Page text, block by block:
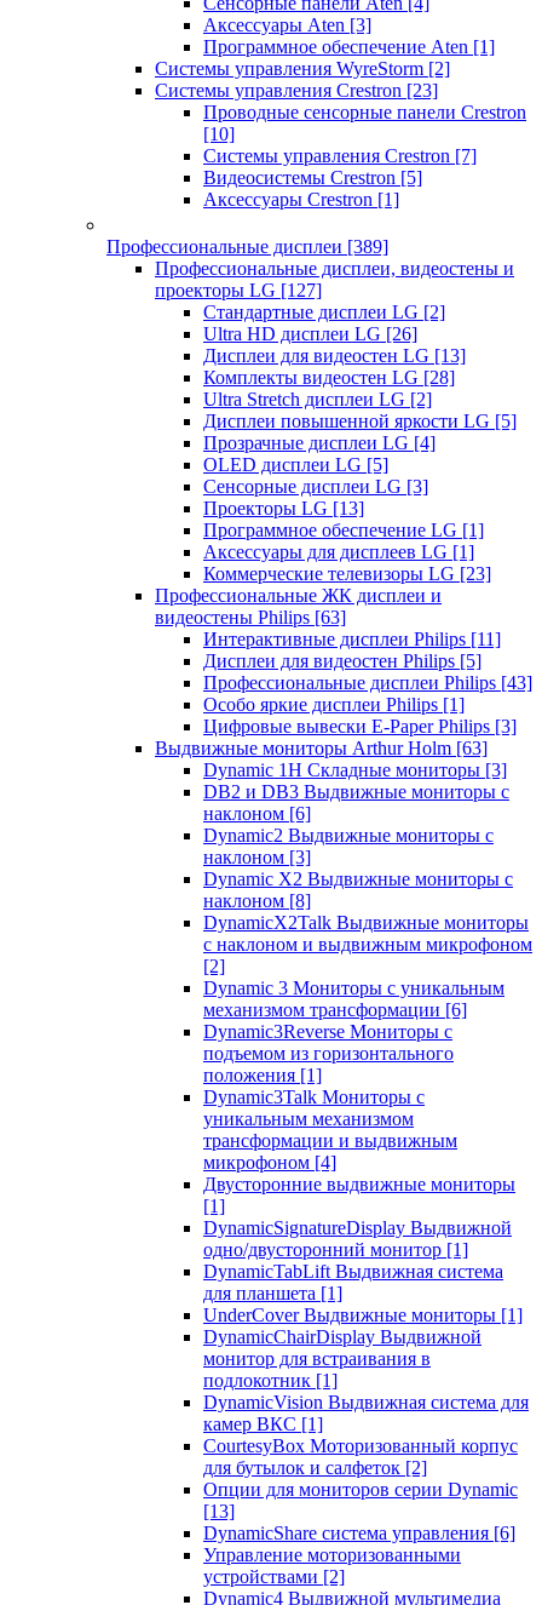
Аксессуары Aten [3]
Программное обеспечение Aten [1]
Системы управления WyreStorm [2]
Системы управления Crestron [23]
Проводные сенсорные панели Crestron
[10]
Системы управления Crestron [7]
Видеосистемы Crestron [5]
Аксессуары Crestron [1]
Профессиональные дисплеи [389]
Профессиональные дисплеи, видеостены и
проекторы LG [127]
Стандартные дисплеи LG [2]
Ultra HD дисплеи LG [26]
Дисплеи для видеостен LG [13]
Комплекты видеостен LG [28]
Ultra Stretch дисплеи LG [2]
Дисплеи повышенной яркости LG [5]
Прозрачные дисплеи LG [4]
OLED дисплеи LG [5]
Сенсорные дисплеи LG [3]
Проекторы LG [13]
Программное обеспечение LG [1]
Аксессуары для дисплеев LG [1]
Коммерческие телевизоры LG [23]
Профессиональные ЖК дисплеи и
видеостены Philips [63]
Интерактивные дисплеи Philips [11]
Дисплеи для видеостен Philips [5]
Профессиональные дисплеи Philips [43]
Особо яркие дисплеи Philips [1]
Цифровые вывески E-Paper Philips [3]
Выдвижные мониторы Arthur Holm [63]
Dynamic 1Н Складные мониторы [3]
DB2 и DB3 Выдвижные мониторы с
наклоном [6]
Dynamic2 Выдвижные мониторы с
наклоном [3]
Dynamic X2 Выдвижные мониторы с
наклоном [8]
DynamicX2Talk Выдвижные мониторы
с наклоном и выдвижным микрофоном
[2]
Dynamic 3 Мониторы с уникальным
механизмом трансформации [6]
Dynamic3Reverse Мониторы с
подъемом из горизонтального
положения [1]
Dynamic3Talk Мониторы с
уникальным механизмом
трансформации и выдвижным
микрофоном [4]
Двусторонние выдвижные мониторы
[1]
DynamicSignatureDisplay Выдвижной
одно/двусторонний монитор [1]
DynamicTabLift Выдвижная система
для планшета [1]
UnderCover Выдвижные мониторы [1]
DynamicChairDisplay Выдвижной
монитор для встраивания в
подлокотник [1]
DynamicVision Выдвижная система для
камер ВКС [1]
CourtesyBox Моторизованный корпус
для бутылок и салфеток [2]
Опции для мониторов серии Dynamic
[13]
DynamicShare система управления [6]
Управление моторизованными
устройствами [2]
Dynamic4 Выдвижной мультимедиа